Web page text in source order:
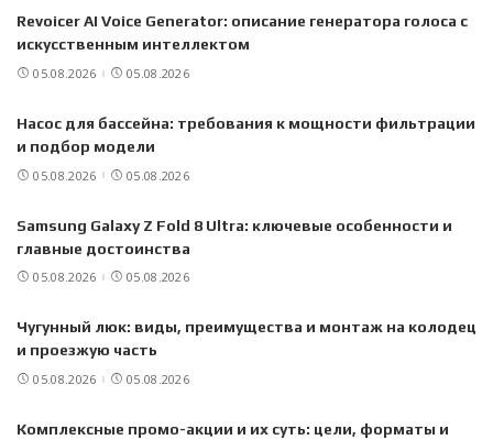
Revoicer AI Voice Generator: описание генератора голоса с
искусственным интеллектом
05.08.2026 05.08.2026
Насос для бассейна: требования к мощности фильтрации
и подбор модели
05.08.2026 05.08.2026
Samsung Galaxy Z Fold 8 Ultra: ключевые особенности и
главные достоинства
05.08.2026 05.08.2026
Чугунный люк: виды, преимущества и монтаж на колодец
и проезжую часть
05.08.2026 05.08.2026
Комплексные промо-акции и их суть: цели, форматы и